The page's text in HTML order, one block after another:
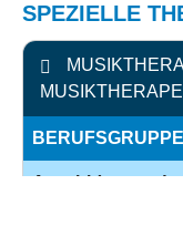
SPEZIELLE
BERUFSGRUPPE
Anzahl (gesamt)